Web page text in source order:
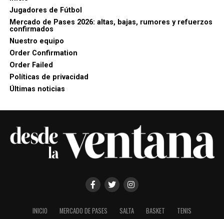
Jugadores de Fútbol
Mercado de Pases 2026: altas, bajas, rumores y refuerzos
confirmados
Nuestro equipo
Order Confirmation
Order Failed
Políticas de privacidad
Últimas noticias
INICIO MERCADO DE PASES SALTA BASKET TENIS